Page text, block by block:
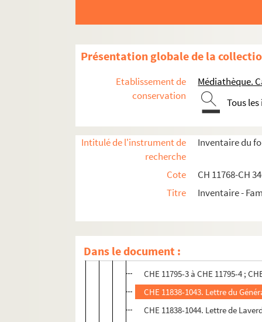
Présentation globale de la
Etablissement de
conservation
Médiathèque.
Tous
Intitulé de l'instrument de
recherche
Inventaire du
Cote
CH 11768-CH
Titre
Inventaire -
Dans le document :
CHE 11838-1005. Lettre d'H. de
CHE 11768-15 à CHE 11768-16 ;
CHE 11838-1023. Lettre du
CHE 11838-38. Lettre à
CHE 11818-6. Correspondance
CHE 11795-3 à CHE 11795-4 ;
CHE 11838-1043. Lettre du
CHE 11838-1044. Lettre de